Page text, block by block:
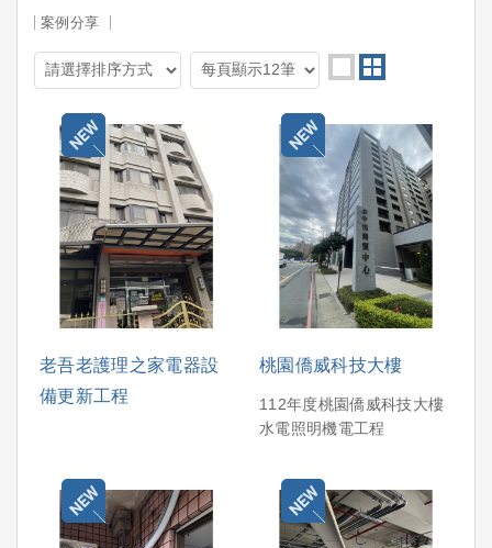
案例分享
老吾老護理之家電器設
備更新工程
桃園僑威科技大樓
112年度桃園僑威科技大樓
水電照明機電工程